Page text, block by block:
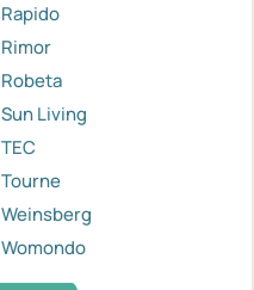
Rapido
Rimor
Robeta
Sun Living
TEC
Tourne
Weinsberg
Womondo